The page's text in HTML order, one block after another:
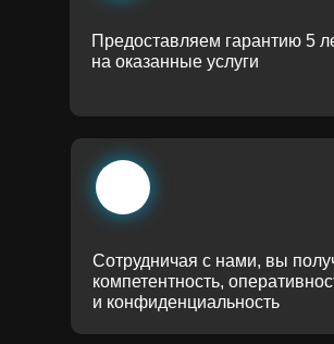
Предоставляем гарантию 5
на оказанные услуги
Сотрудничая с нами, вы
компетентность,
и конфиденциальность